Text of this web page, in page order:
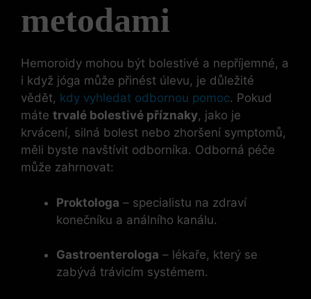
metodami
Hemoroidy mohou být bolestivé a nepříjemné, a
i když jóga může přinést úlevu, je důležité
vědět, kdy vyhledat odbornou pomoc. Pokud
máte trvalé bolestivé příznaky, jako je
krvácení, silná bolest nebo zhoršení symptomů,
měli byste navštívit odborníka. Odborná péče
může zahrnovat:
Proktologa – specialistu na zdraví
konečníku a análního kanálu.
Gastroenterologa – lékaře, který se
zabývá trávicím systémem.